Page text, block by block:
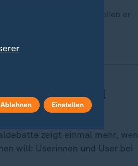
im Bundestag. Dabei blieb er
aus Berlin.
AfD eine Social
zeigt einmal mehr, wen
will: Userinnen und User bei
Ablehnen Einstellen